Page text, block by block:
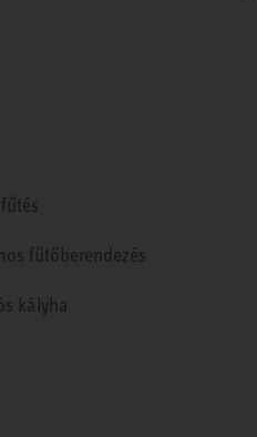
fűtőberendezés
kályha